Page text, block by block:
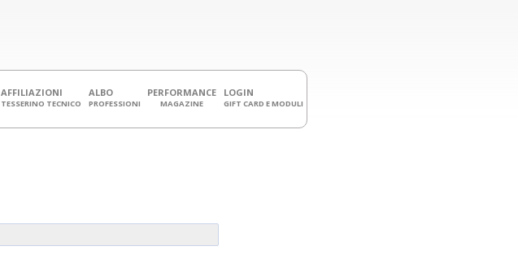
AFFILIAZIONI
TESSERINO TECNICO
ALBO
PROFESSIONI
PERFORMANCE
MAGAZINE
LOGIN
GIFT CARD E MODULI